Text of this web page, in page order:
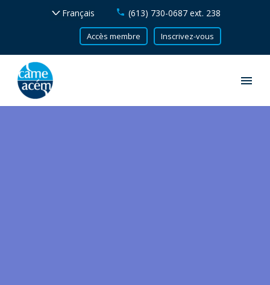
(613) 730-0687 ext. 238
Accès membre Inscrivez-vous